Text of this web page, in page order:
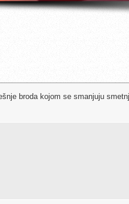
broda kojom se smanjuju